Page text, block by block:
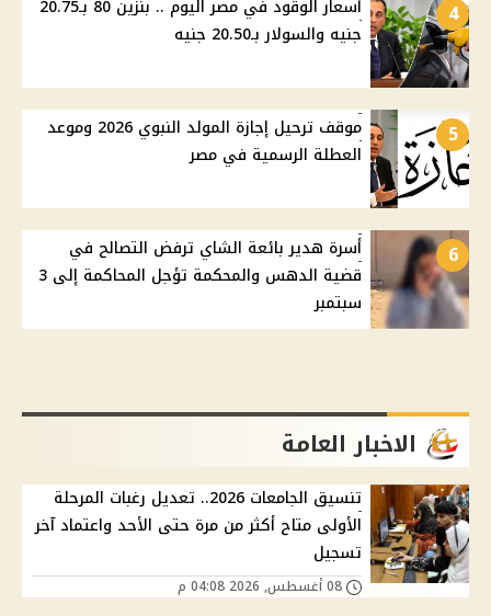
4
أسعار الوقود في مصر اليوم .. بنزين 80 بـ20.75
جنيه والسولار بـ20.50 جنيه
5
موقف ترحيل إجازة المولد النبوي 2026 وموعد
العطلة الرسمية في مصر
6
أسرة هدير بائعة الشاي ترفض التصالح في
قضية الدهس والمحكمة تؤجل المحاكمة إلى 3
سبتمبر
الاخبار العامة
تنسيق الجامعات 2026.. تعديل رغبات المرحلة
الأولى متاح أكثر من مرة حتى الأحد واعتماد آخر
تسجيل